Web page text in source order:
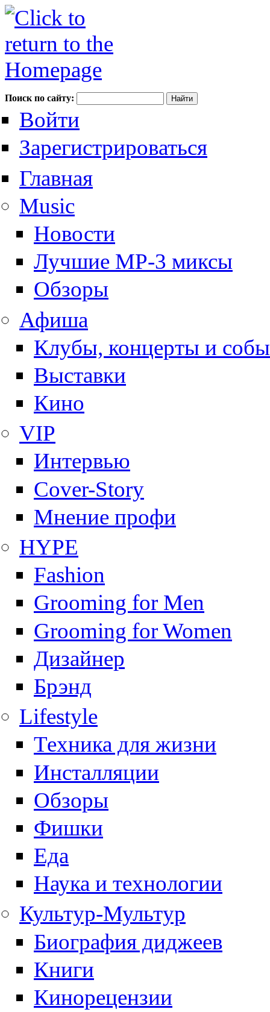
Поиск по сайту:
Войти
Зарегистрироваться
Главная
Music
Новости
Лучшие MP-3 миксы
Обзоры
Афиша
Клубы, концерты и
Выставки
Кино
VIP
Интервью
Cover-Story
Мнение профи
HYPE
Fashion
Grooming for Men
Grooming for Women
Дизайнер
Брэнд
Lifestyle
Техника для жизни
Инсталляции
Обзоры
Фишки
Еда
Наука и технологии
Культур-Мультур
Биография диджеев
Книги
Кинорецензии